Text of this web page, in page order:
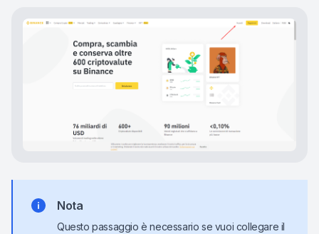
Nota
Questo passaggio è necessario se vuoi collegare il